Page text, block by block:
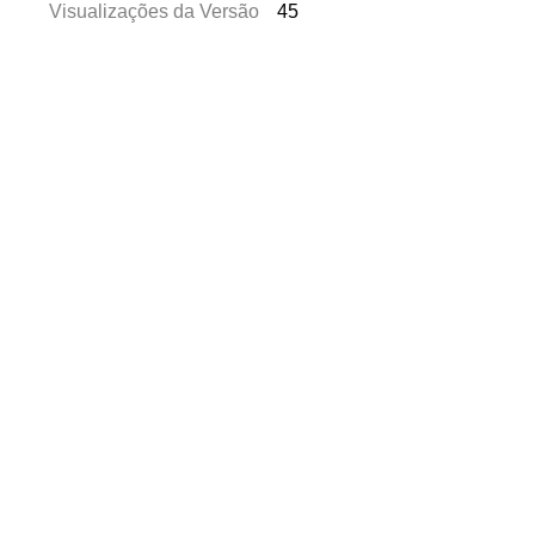
Visualizações da Versão
45